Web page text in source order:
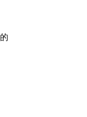
都可以当天拆分小包